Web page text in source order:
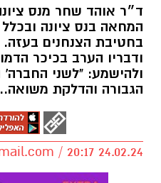
ד״ר אוהד שחר מנס
המחאה בנס ציונה
בחטיבת הצנחנים בעזה.
ודבריו הערב בכיכר
ולהישמע: "לשני
הגבורה והדלקת
/ 20:17 24.02.24